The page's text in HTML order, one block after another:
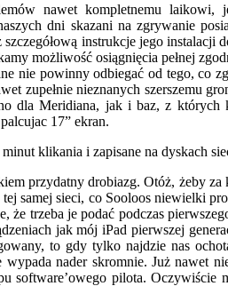
nawet kompletnemu
dni skazani na zgrywanie
instrukcje jego
możliwość osiągnięcia pełnej
nie powinny odbiegać od tego, co
zupełnie nieznanych szerszemu
dla Meridiana, jak i baz, z
17” ekran.
klikania i zapisane na dyskach
przydatny drobiazg. Otóż, żeby
samej sieci, co Sooloos niewielki
trzeba je podać podczas
jak mój iPad pierwszej
to gdy tylko najdzie nas
nader skromnie. Już nawet
pilota. Oczywiście